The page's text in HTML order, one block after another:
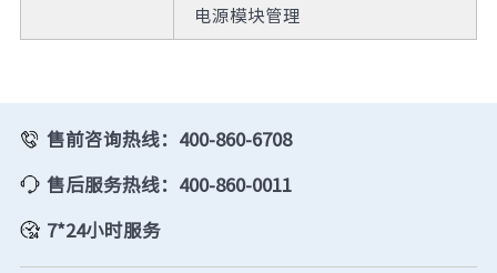
电源模块管理
售前咨询热线：400-860-6708
售后服务热线：400-860-0011
7*24小时服务